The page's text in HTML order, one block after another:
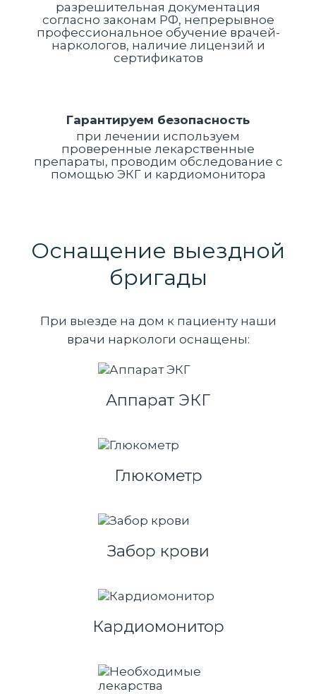
разрешительная документация
согласно законам РФ, непрерывное
профессиональное обучение врачей-
наркологов, наличие лицензий и
сертификатов
Гарантируем безопасность
при лечении используем
проверенные лекарственные
препараты, проводим обследование с
помощью ЭКГ и кардиомонитора
Оснащение выездной
бригады
При выезде на дом к пациенту наши
врачи наркологи оснащены:
Аппарат ЭКГ
Глюкометр
Забор крови
Кардиомонитор